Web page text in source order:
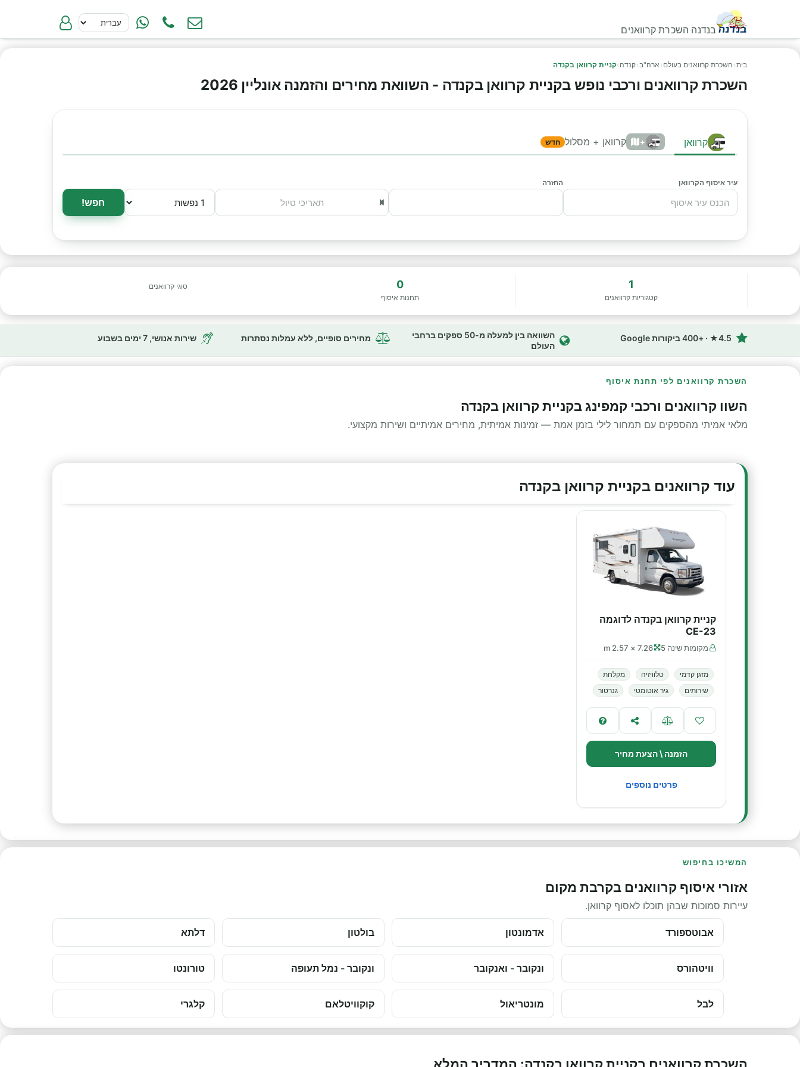
בנדנה השכרת קרוואנים
בית› השכרת קרוואנים בעולם › ארה"ב›קנדה ›קניית קרוואן בקנדה
השכרת קרוואנים ורכבי נופש בקניית קרוואן בקנדה - השוואת מחירים והזמנה אונליין 2026
קרוואן + קרוואן + מסלול חדש
עיר איסוף הקרוואן החזרה
חפש!
1
קטגוריות קרוואנים
0
תחנות איסוף
סוגי קרוואנים
4.5★ · +400 ביקורות Google
השוואה בין למעלה מ-50 ספקים ברחבי
העולם
מחירים סופיים, ללא עמלות נסתרות שירות אנושי, 7 ימים בשבוע
השכרת קרוואנים לפי תחנת איסוף
השוו קרוואנים ורכבי קמפינג בקניית קרוואן בקנדה
מלאי אמיתי מהספקים עם תמחור לילי בזמן אמת — זמינות אמיתית, מחירים אמיתיים ושירות מקצועי.
עוד קרוואנים בקניית קרוואן בקנדה
קניית קרוואן בקנדה לדוגמה
CE-23
מקומות שינה 5 7.26 × 2.57 m
מזגן קדמי טלוויזיה
מקלחת
שירותים
גיר אוטומטי גנרטור
הזמנה \ הצעת מחיר
פרטים נוספים
המשיכו בחיפוש
אזורי איסוף קרוואנים בקרבת מקום
עיירות סמוכות שבהן תוכלו לאסוף קרוואן.
אבוטספורד אדמונטון בולטון דלתא
וויטהורס ונקובר - ואנקובר ונקובר - נמל תעופה טורונטו
לבל מונטריאול קוקוויטלאם קלגרי